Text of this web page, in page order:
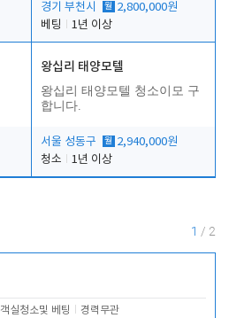
경기 부천시 월 2,800,000원
베팅
1년 이상
왕십리 태양모텔
왕십리 태양모텔 청소이모 구
합니다.
서울 성동구 월 2,940,000원
청소
1년 이상
1 / 2
객실청소및 베팅 경력무관